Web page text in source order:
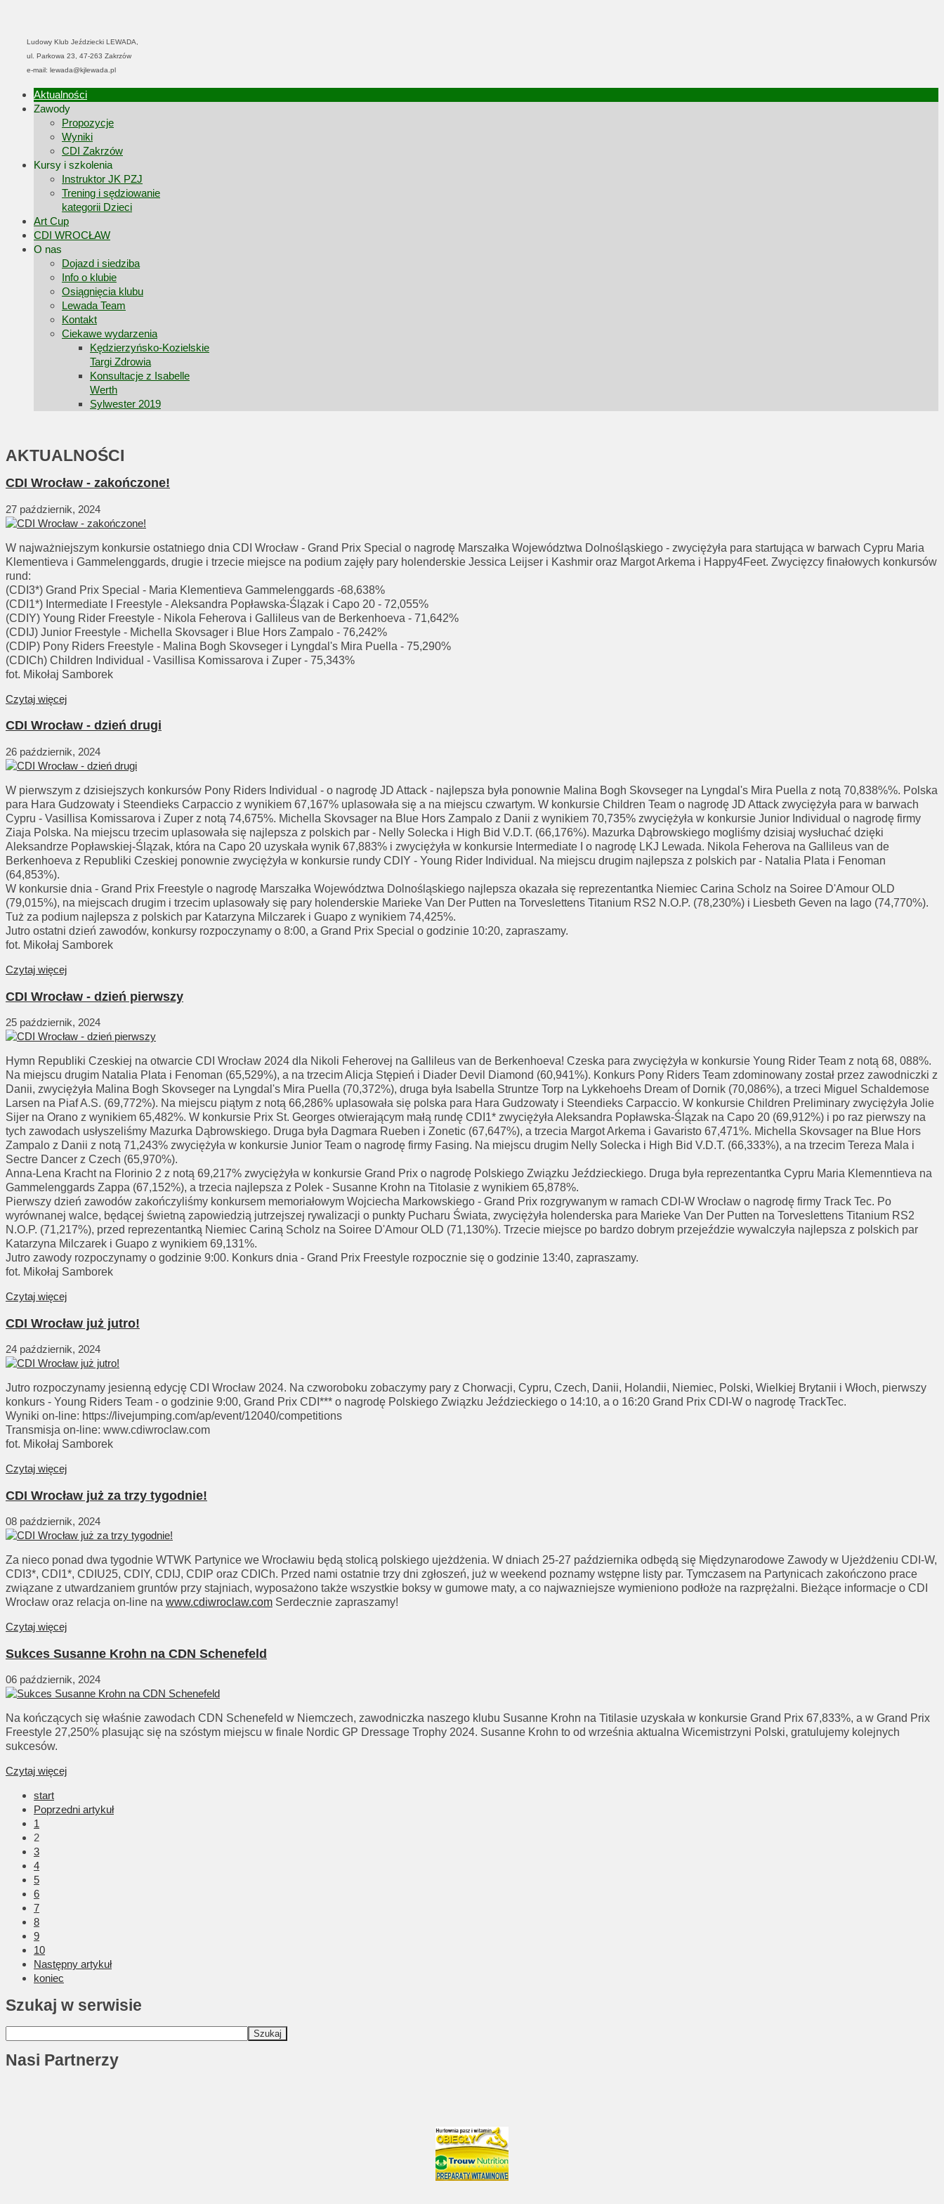
Ludowy Klub Jeździecki LEWADA,
ul. Parkowa 23, 47-263 Zakrzów
e-mail: lewada@kjlewada.pl
Aktualności
Zawody
Propozycje
Wyniki
CDI Zakrzów
Kursy i szkolenia
Instruktor JK PZJ
Trening i sędziowanie
kategorii Dzieci
Art Cup
CDI WROCŁAW
O nas
Dojazd i siedziba
Info o klubie
Osiągnięcia klubu
Lewada Team
Kontakt
Ciekawe wydarzenia
Kędzierzyńsko-Kozielskie
Targi Zdrowia
Konsultacje z Isabelle
Werth
Sylwester 2019
AKTUALNOŚCI
CDI Wrocław - zakończone!
27 październik, 2024
W najważniejszym konkursie ostatniego dnia CDI Wrocław - Grand Prix Special o nagrodę Marszałka Województwa Dolnośląskiego - zwyciężyła para startująca w barwach Cypru Maria
Klementieva i Gammelenggards, drugie i trzecie miejsce na podium zajęły pary holenderskie Jessica Leijser i Kashmir oraz Margot Arkema i Happy4Feet. Zwycięzcy finałowych konkursów
rund:
(CDI3*) Grand Prix Special - Maria Klementieva Gammelenggards -68,638%
(CDI1*) Intermediate I Freestyle - Aleksandra Popławska-Ślązak i Capo 20 - 72,055%
(CDIY) Young Rider Freestyle - Nikola Feherova i Gallileus van de Berkenhoeva - 71,642%
(CDIJ) Junior Freestyle - Michella Skovsager i Blue Hors Zampalo - 76,242%
(CDIP) Pony Riders Freestyle - Malina Bogh Skovseger i Lyngdal's Mira Puella - 75,290%
(CDICh) Children Individual - Vasillisa Komissarova i Zuper - 75,343%
fot. Mikołaj Samborek
Czytaj więcej
CDI Wrocław - dzień drugi
26 październik, 2024
W pierwszym z dzisiejszych konkursów Pony Riders Individual - o nagrodę JD Attack - najlepsza była ponownie Malina Bogh Skovseger na Lyngdal's Mira Puella z notą 70,838%%. Polska
para Hara Gudzowaty i Steendieks Carpaccio z wynikiem 67,167% uplasowała się a na miejscu czwartym. W konkursie Children Team o nagrodę JD Attack zwyciężyła para w barwach
Cypru - Vasillisa Komissarova i Zuper z notą 74,675%. Michella Skovsager na Blue Hors Zampalo z Danii z wynikiem 70,735% zwyciężyła w konkursie Junior Individual o nagrodę firmy
Ziaja Polska. Na miejscu trzecim uplasowała się najlepsza z polskich par - Nelly Solecka i High Bid V.D.T. (66,176%). Mazurka Dąbrowskiego mogliśmy dzisiaj wysłuchać dzięki
Aleksandrze Popławskiej-Ślązak, która na Capo 20 uzyskała wynik 67,883% i zwyciężyła w konkursie Intermediate I o nagrodę LKJ Lewada. Nikola Feherova na Gallileus van de
Berkenhoeva z Republiki Czeskiej ponownie zwyciężyła w konkursie rundy CDIY - Young Rider Individual. Na miejscu drugim najlepsza z polskich par - Natalia Plata i Fenoman
(64,853%).
W konkursie dnia - Grand Prix Freestyle o nagrodę Marszałka Województwa Dolnośląskiego najlepsza okazała się reprezentantka Niemiec Carina Scholz na Soiree D'Amour OLD
(79,015%), na miejscach drugim i trzecim uplasowały się pary holenderskie Marieke Van Der Putten na Torveslettens Titanium RS2 N.O.P. (78,230%) i Liesbeth Geven na Iago (74,770%).
Tuż za podium najlepsza z polskich par Katarzyna Milczarek i Guapo z wynikiem 74,425%.
Jutro ostatni dzień zawodów, konkursy rozpoczynamy o 8:00, a Grand Prix Special o godzinie 10:20, zapraszamy.
fot. Mikołaj Samborek
Czytaj więcej
CDI Wrocław - dzień pierwszy
25 październik, 2024
Hymn Republiki Czeskiej na otwarcie CDI Wrocław 2024 dla Nikoli Feherovej na Gallileus van de Berkenhoeva! Czeska para zwyciężyła w konkursie Young Rider Team z notą 68, 088%.
Na miejscu drugim Natalia Plata i Fenoman (65,529%), a na trzecim Alicja Stępień i Diader Devil Diamond (60,941%). Konkurs Pony Riders Team zdominowany został przez zawodniczki z
Danii, zwyciężyła Malina Bogh Skovseger na Lyngdal's Mira Puella (70,372%), druga była Isabella Struntze Torp na Lykkehoehs Dream of Dornik (70,086%), a trzeci Miguel Schaldemose
Larsen na Piaf A.S. (69,772%). Na miejscu piątym z notą 66,286% uplasowała się polska para Hara Gudzowaty i Steendieks Carpaccio. W konkursie Children Preliminary zwyciężyła Jolie
Sijer na Orano z wynikiem 65,482%. W konkursie Prix St. Georges otwierającym małą rundę CDI1* zwyciężyła Aleksandra Popławska-Ślązak na Capo 20 (69,912%) i po raz pierwszy na
tych zawodach usłyszeliśmy Mazurka Dąbrowskiego. Druga była Dagmara Rueben i Zonetic (67,647%), a trzecia Margot Arkema i Gavaristo 67,471%. Michella Skovsager na Blue Hors
Zampalo z Danii z notą 71,243% zwyciężyła w konkursie Junior Team o nagrodę firmy Fasing. Na miejscu drugim Nelly Solecka i High Bid V.D.T. (66,333%), a na trzecim Tereza Mala i
Sectre Dancer z Czech (65,970%).
Anna-Lena Kracht na Florinio 2 z notą 69,217% zwyciężyła w konkursie Grand Prix o nagrodę Polskiego Związku Jeździeckiego. Druga była reprezentantka Cypru Maria Klemenntieva na
Gammelenggards Zappa (67,152%), a trzecia najlepsza z Polek - Susanne Krohn na Titolasie z wynikiem 65,878%.
Pierwszy dzień zawodów zakończyliśmy konkursem memoriałowym Wojciecha Markowskiego - Grand Prix rozgrywanym w ramach CDI-W Wrocław o nagrodę firmy Track Tec. Po
wyrównanej walce, będącej świetną zapowiedzią jutrzejszej rywalizacji o punkty Pucharu Świata, zwyciężyła holenderska para Marieke Van Der Putten na Torveslettens Titanium RS2
N.O.P. (71,217%), przed reprezentantką Niemiec Cariną Scholz na Soiree D'Amour OLD (71,130%). Trzecie miejsce po bardzo dobrym przejeździe wywalczyła najlepsza z polskich par
Katarzyna Milczarek i Guapo z wynikiem 69,131%.
Jutro zawody rozpoczynamy o godzinie 9:00. Konkurs dnia - Grand Prix Freestyle rozpocznie się o godzinie 13:40, zapraszamy.
fot. Mikołaj Samborek
Czytaj więcej
CDI Wrocław już jutro!
24 październik, 2024
Jutro rozpoczynamy jesienną edycję CDI Wrocław 2024. Na czworoboku zobaczymy pary z Chorwacji, Cypru, Czech, Danii, Holandii, Niemiec, Polski, Wielkiej Brytanii i Włoch, pierwszy
konkurs - Young Riders Team - o godzinie 9:00, Grand Prix CDI*** o nagrodę Polskiego Związku Jeździeckiego o 14:10, a o 16:20 Grand Prix CDI-W o nagrodę TrackTec.
Wyniki on-line: https://livejumping.com/ap/event/12040/competitions
Transmisja on-line: www.cdiwroclaw.com
fot. Mikołaj Samborek
Czytaj więcej
CDI Wrocław już za trzy tygodnie!
08 październik, 2024
Za nieco ponad dwa tygodnie WTWK Partynice we Wrocławiu będą stolicą polskiego ujeżdżenia. W dniach 25-27 października odbędą się Międzynarodowe Zawody w Ujeżdżeniu CDI-W,
CDI3*, CDI1*, CDIU25, CDIY, CDIJ, CDIP oraz CDICh. Przed nami ostatnie trzy dni zgłoszeń, już w weekend poznamy wstępne listy par. Tymczasem na Partynicach zakończono prace
związane z utwardzaniem gruntów przy stajniach, wyposażono także wszystkie boksy w gumowe maty, a co najwazniejsze wymieniono podłoże na razprężalni. Bieżące informacje o CDI
Wrocław oraz relacja on-line na www.cdiwroclaw.com Serdecznie zapraszamy!
Czytaj więcej
Sukces Susanne Krohn na CDN Schenefeld
06 październik, 2024
Na kończących się właśnie zawodach CDN Schenefeld w Niemczech, zawodniczka naszego klubu Susanne Krohn na Titilasie uzyskała w konkursie Grand Prix 67,833%, a w Grand Prix
Freestyle 27,250% plasując się na szóstym miejscu w finale Nordic GP Dressage Trophy 2024. Susanne Krohn to od września aktualna Wicemistrzyni Polski, gratulujemy kolejnych
sukcesów.
Czytaj więcej
start
Poprzedni artykuł
1
2
3
4
5
6
7
8
9
10
Następny artykuł
koniec
Szukaj w serwisie
Nasi Partnerzy